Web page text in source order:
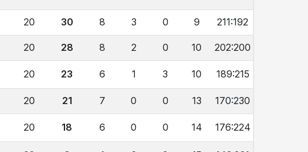
20 30 8 3 0 9 211:192
20 28 8 2 0 10 202:200
20 23 6 1 3 10 189:215
20 21 7 0 0 13 170:230
20 18 6 0 0 14 176:224